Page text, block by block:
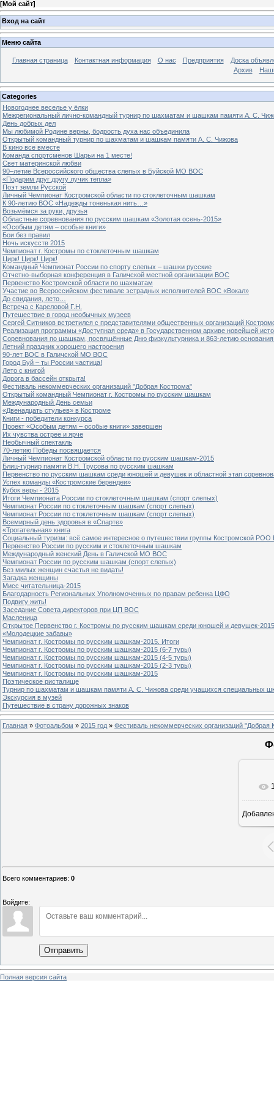
[Мой сайт]
Вход на сайт
Меню сайта
Главная страница Контактная информация О нас Предприятия
Доска
Архив
Categories
Новогоднее веселье у ёлки
Межрегиональный лично-командный турнир по шахматам и шашкам памяти А. С.
День добрых дел
Мы любимой Родине верны, бодрость духа нас объединила
Открытый командный турнир по шахматам и шашкам памяти А. С. Чижова
В кино все вместе
Команда спортсменов Шарьи на 1 месте!
Свет материнской любви
90–летие Всероссийского общества слепых в Буйской МО ВОС
«Подарим друг другу лучик тепла»
Поэт земли Русской
Личный Чемпионат Костромской области по стоклеточным шашкам
К 90-летию ВОС «Надежды тоненькая нить…»
Возьмёмся за руки, друзья
Областные соревнования по русским шашкам «Золотая осень-2015»
«Особым детям – особые книги»
Бои без правил
Ночь искусств 2015
Чемпионат г. Костромы по стоклеточным шашкам
Цирк! Цирк! Цирк!
Командный Чемпионат России по спорту слепых – шашки русские
Отчетно-выборная конференция в Галичской местной организации ВОС
Первенство Костромской области по шахматам
Участие во Всероссийском фестивале эстрадных исполнителей ВОС «Вокал»
До свидания, лето…
Встреча с Кареловой Г.Н.
Путешествие в город необычных музеев
Сергей Ситников встретился с представителями общественных организаций
Реализация программы «Доступная среда» в Государственном архиве новейшей
Соревнования по шашкам, посвящённые Дню физкультурника и 863-летию основания
Летний праздник хорошего настроения
90-лет ВОС в Галичской МО ВОС
Город Буй – ты России частица!
Лето с книгой
Дорога в бассейн открыта!
Фестиваль некоммерческих организаций "Добрая Кострома"
Открытый командный Чемпионат г. Костромы по русским шашкам
Международный День семьи
«Двенадцать стульев» в Костроме
Книги - победители конкурса
Проект «Особым детям – особые книги» завершен
Их чувства острее и ярче
Необычный спектакль
70-летию Победы посвящается
Личный Чемпионат Костромской области по русским шашкам-2015
Блиц-турнир памяти В.Н. Трусова по русским шашкам
Первенство по русским шашкам среди юношей и девушек и областной этап
Успех команды «Костромские берендеи»
Кубок веры - 2015
Итоги Чемпионата России по стоклеточным шашкам (спорт слепых)
Чемпионат России по стоклеточным шашкам (спорт слепых)
Чемпионат России по стоклеточным шашкам (спорт слепых)
Всемирный день здоровья в «Спарте»
«Трогательная» книга
Социальный туризм: всё самое интересное о путешествии группы Костромской
Первенство России по русским и стоклеточным шашкам
Международный женский День в Галичской МО ВОС
Чемпионат России по русским шашкам (спорт слепых)
Без милых женщин счастья не видать!
Загадка женщины
Мисс читательница-2015
Благодарность Региональных Уполномоченных по правам ребенка ЦФО
Подвигу жить!
Заседание Совета директоров при ЦП ВОС
Масленица
Открытое Первенство г. Костромы по русским шашкам среди юношей и девушек-
«Молодецкие забавы»
Чемпионат г. Костромы по русским шашкам-2015. Итоги
Чемпионат г. Костромы по русским шашкам-2015 (6-7 туры)
Чемпионат г. Костромы по русским шашкам-2015 (4-5 туры)
Чемпионат г. Костромы по русским шашкам-2015 (2-3 туры)
Чемпионат г. Костромы по русским шашкам-2015
Поэтическое ристалище
Турнир по шахматам и шашкам памяти А. С. Чижова среди учащихся специальных
Экскурсия в музей
Путешествие в страну дорожных знаков
Главная » Фотоальбом » 2015 год » Фестиваль некоммерческих организаций "Добрая
Всего комментариев: 0
Войдите:
Отправить
Полная версия сайта